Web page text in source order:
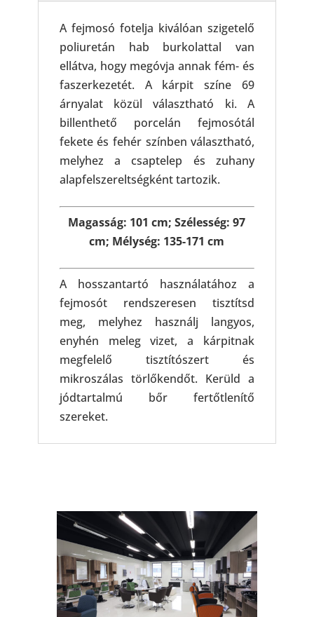
A fejmosó fotelja kiválóan szigetelő
poliuretán hab burkolattal van
ellátva, hogy megóvja annak fém- és
faszerkezetét. A kárpit színe 69
árnyalat közül választható ki. A
billenthető porcelán fejmosótál
fekete és fehér színben választható,
melyhez a csaptelep és zuhany
alapfelszereltségként tartozik.
Magasság: 101 cm; Szélesség: 97
cm; Mélység: 135-171 cm
A hosszantartó használatához a
fejmosót rendszeresen tisztítsd
meg, melyhez használj langyos,
enyhén meleg vizet, a kárpitnak
megfelelő tisztítószert és
mikroszálas törlőkendőt. Kerüld a
jódtartalmú bőr fertőtlenítő
szereket.